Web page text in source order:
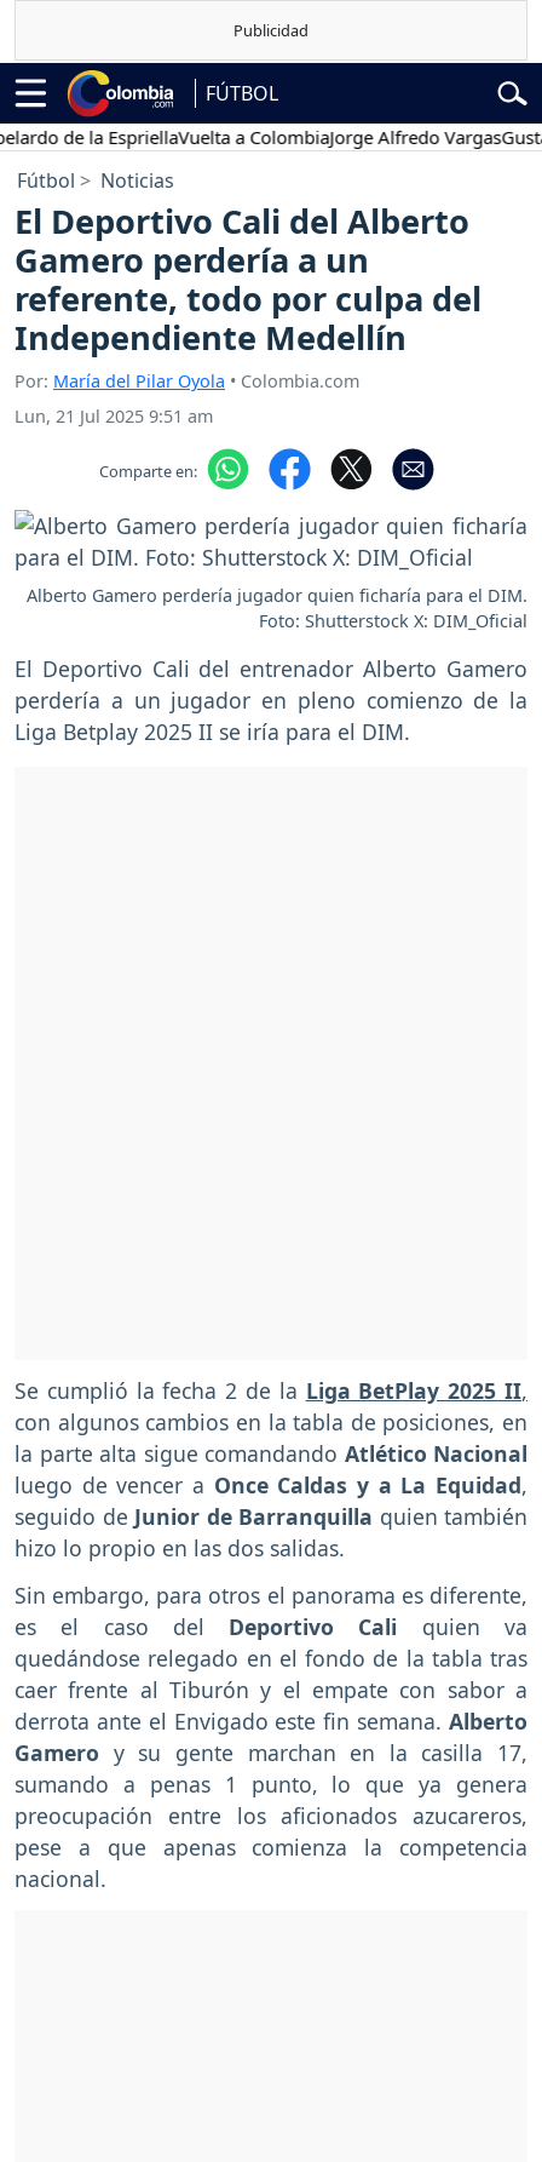
FÚTBOL
de la EspriellaVuelta a ColombiaJorge Alfredo VargasGustavo
Fútbol Noticias
El Deportivo Cali del Alberto
Gamero perdería a un
referente, todo por culpa del
Independiente Medellín
Por: María del Pilar Oyola • Colombia.com
Lun, 21 Jul 2025 9:51 am
Comparte en:
Alberto Gamero perdería jugador quien ficharía para el DIM.
Foto: Shutterstock X: DIM_Oficial
El Deportivo Cali del entrenador Alberto Gamero
perdería a un jugador en pleno comienzo de la
Liga Betplay 2025 II se iría para el DIM.
Se cumplió la fecha 2 de la Liga BetPlay 2025 II,
con algunos cambios en la tabla de posiciones, en
la parte alta sigue comandando Atlético Nacional
luego de vencer a Once Caldas y a La Equidad,
seguido de Junior de Barranquilla quien también
hizo lo propio en las dos salidas.
Sin embargo, para otros el panorama es diferente,
es el caso del Deportivo Cali quien va
quedándose relegado en el fondo de la tabla tras
caer frente al Tiburón y el empate con sabor a
derrota ante el Envigado este fin semana. Alberto
Gamero y su gente marchan en la casilla 17,
sumando a penas 1 punto, lo que ya genera
preocupación entre los aficionados azucareros,
pese a que apenas comienza la competencia
nacional.